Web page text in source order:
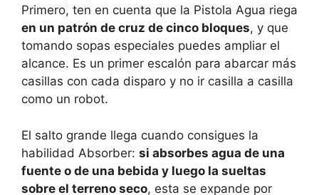
Primero, ten en cuenta que la Pistola Agua riega
en un patrón de cruz de cinco bloques, y que
tomando sopas especiales puedes ampliar el
alcance. Es un primer escalón para abarcar más
casillas con cada disparo y no ir casilla a casilla
como un robot.
El salto grande llega cuando consigues la
habilidad Absorber: si absorbes agua de una
fuente o de una bebida y luego la sueltas
sobre el terreno seco, esta se expande por